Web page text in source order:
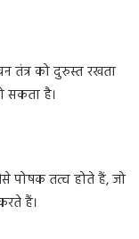
तंत्र को दुरुस्त रखता
सकता है।
पोषक तत्व होते हैं, जो
हैं।